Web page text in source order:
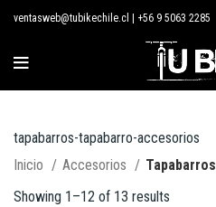
ventasweb@tubikechile.cl +56 9 5063 2285
tapabarros-tapabarro-accesorios
Inicio
Accesorios
Tapabarros
Showing 1–12 of 13 results